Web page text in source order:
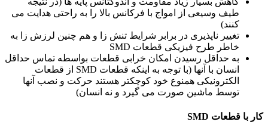
طیف وسیعی از امواج با فركانس بالا را به راحتی هدایت می
كنند)
تغییر ناپذیری در برابر شرایط تنش زا و هم چنین لرزش زا به
خاطر طرح فیزیكی قطعات SMD
به حداقل رسیدن امكان خرابی قطعات بواسطه تماس حداقل
انسان با آنها (با توجه به اینكه قطعات SMD از قطعات
الكترونیكی همنوع خود كوچكتر هستند حركت و نصب آنها
توسط ماشین صورت می گیرد و نه انسان)
کار با قطعات SMD